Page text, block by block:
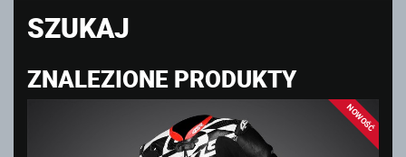
SZUKAJ
ZNALEZIONE PRODUKTY
NOWOŚĆ